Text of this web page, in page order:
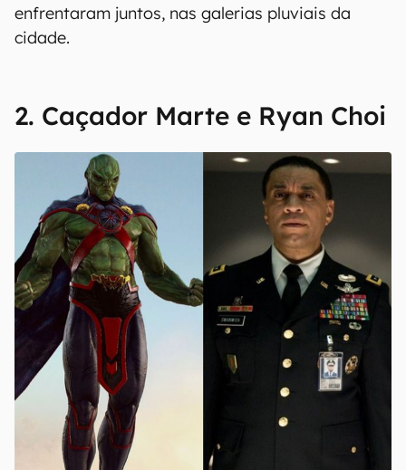
enfrentaram juntos, nas galerias pluviais da
cidade.
2. Caçador Marte e Ryan Choi